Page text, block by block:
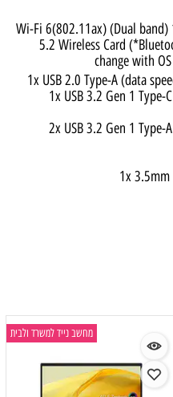
Wi-Fi 6(802.11ax) (Dual
5.2 Wireless Card
change with
1x USB 2.0 Type-A (data
1x USB 3.2 Gen 1 Type-
2x USB 3.2 Gen 1 Type-
1x 3.5mm
מחשב נייד למשרד ולבית